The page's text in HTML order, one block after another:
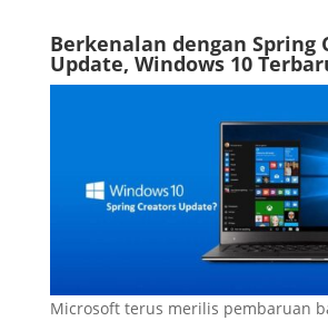
Berkenalan dengan Spring
Update, Windows 10
Microsoft terus merilis pembaruan